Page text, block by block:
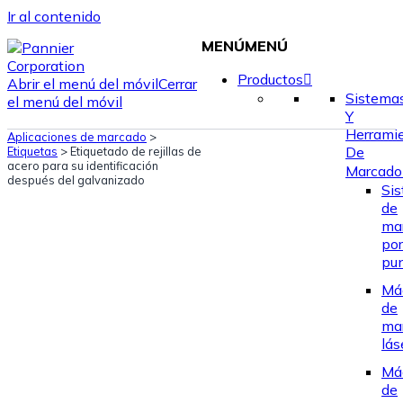
Ir al contenido
MENÚMENÚ
Productos
Y
De
Marcado
de
por
de
de
Abrir el menú del móvilCerrar
el menú del móvil
Aplicaciones de marcado >
Etiquetas >Etiquetado de rejillas de
acero para su identificación
después del galvanizado